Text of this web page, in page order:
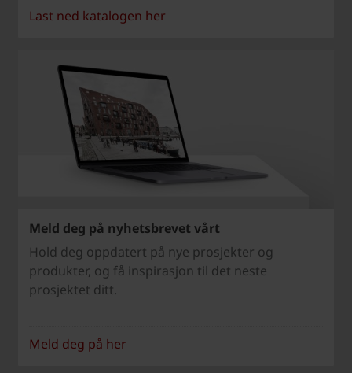
Last ned katalogen her
Meld deg på nyhetsbrevet vårt
Hold deg oppdatert på nye prosjekter og
produkter, og få inspirasjon til det neste
prosjektet ditt.
Meld deg på her